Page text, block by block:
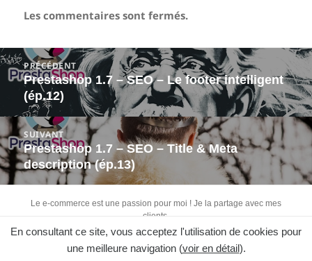
En consultant ce site, vous acceptez l'utilisation de cookies pour
une meilleure navigation (voir en détail).
Les commentaires sont fermés.
Navigation
de
l’article
PRÉCÉDENT
Article
précédent :
Prestashop 1.7 – SEO – Le footer intelligent
(ép.12)
SUIVANT
Article
suivant :
Prestashop 1.7 – SEO – Title & Meta
description (ép.13)
Le e-commerce est une passion pour moi ! Je la partage avec mes
clients.
Retrouvez-moi sur :